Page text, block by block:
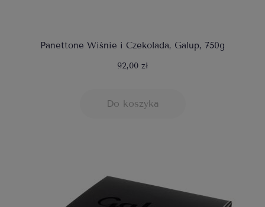
Panettone Wiśnie i Czekolada, Galup, 750g
92,00 zł
Do koszyka